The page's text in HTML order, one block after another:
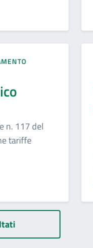
n. 117 del
tariffe